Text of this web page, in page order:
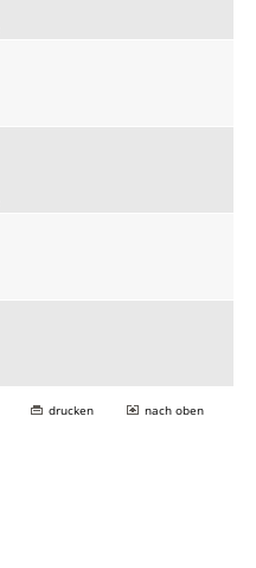
drucken nach oben